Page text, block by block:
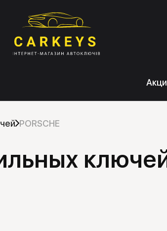
PORSCHE
ключей